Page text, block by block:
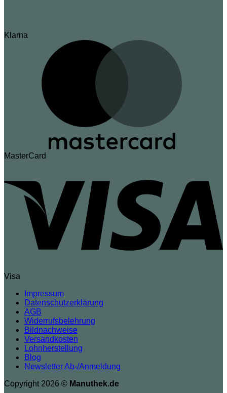
Klarna
MasterCard
Visa
Impressum
Datenschutzerklärung
AGB
Widerrufsbelehrung
Bildnachweise
Versandkosten
Lohnherstellung
Blog
Newsletter Ab-/Anmeldung
Copyright 2026 © Manuthek.de